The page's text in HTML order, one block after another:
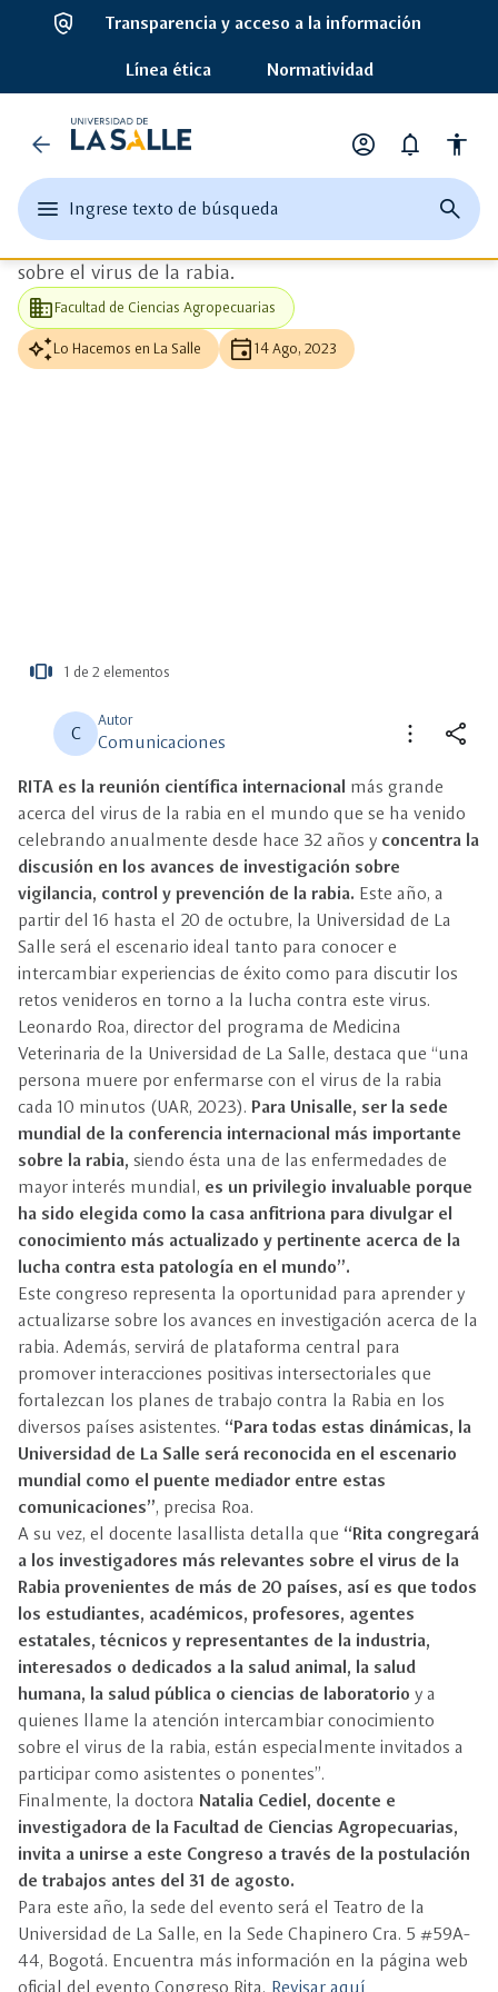
policy Transparencia y acceso a la información
Línea ética Normatividad
arrow_back
Universidad
de
la
Salle
menu
abrir
el
menu
principal
Ingrese texto de búsqueda search
página
de
edit
Ingrese
texto
o
una
palabra
close
cerrar
account_circle notifications accessibility
Ver más detalle
auto_awesome
Noticias
Unisalle es la sede mundial del
congreso RITA
RITA, la reunión científica internacional más grande
sobre el virus de la rabia.
businessFacultad de Ciencias Agropecuarias
auto_awesomeLo Hacemos en La Salle event 14 Ago, 2023
view_carousel
información
1 de 2 elementos
C
Autor
Comunicaciones more_vert share
Compartir close
Seleccione un filtro close
descriptionDescripción
view_carousel Multimedia
RITA es la reunión científica internacional más grande
acerca del virus de la rabia en el mundo que se ha venido
celebrando anualmente desde hace 32 años y concentra la
discusión en los avances de investigación sobre
vigilancia, control y prevención de la rabia. Este año, a
partir del 16 hasta el 20 de octubre, la Universidad de La
Salle será el escenario ideal tanto para conocer e
intercambiar experiencias de éxito como para discutir los
retos venideros en torno a la lucha contra este virus.
Leonardo Roa, director del programa de Medicina
Veterinaria de la Universidad de La Salle, destaca que “una
persona muere por enfermarse con el virus de la rabia
cada 10 minutos (UAR, 2023). Para Unisalle, ser la sede
mundial de la conferencia internacional más importante
sobre la rabia, siendo ésta una de las enfermedades de
mayor interés mundial, es un privilegio invaluable porque
ha sido elegida como la casa anfitriona para divulgar el
conocimiento más actualizado y pertinente acerca de la
lucha contra esta patología en el mundo”.
Este congreso representa la oportunidad para aprender y
actualizarse sobre los avances en investigación acerca de la
rabia. Además, servirá de plataforma central para
promover interacciones positivas intersectoriales que
fortalezcan los planes de trabajo contra la Rabia en los
diversos países asistentes. “Para todas estas dinámicas, la
Universidad de La Salle será reconocida en el escenario
mundial como el puente mediador entre estas
comunicaciones”, precisa Roa.
A su vez, el docente lasallista detalla que “Rita congregará
a los investigadores más relevantes sobre el virus de la
Rabia provenientes de más de 20 países, así es que todos
los estudiantes, académicos, profesores, agentes
estatales, técnicos y representantes de la industria,
interesados o dedicados a la salud animal, la salud
humana, la salud pública o ciencias de laboratorio y a
quienes llame la atención intercambiar conocimiento
sobre el virus de la rabia, están especialmente invitados a
participar como asistentes o ponentes”.
Finalmente, la doctora Natalia Cediel, docente e
investigadora de la Facultad de Ciencias Agropecuarias,
invita a unirse a este Congreso a través de la postulación
de trabajos antes del 31 de agosto.
Para este año, la sede del evento será el Teatro de la
Universidad de La Salle, en la Sede Chapinero Cra. 5 #59A-
44, Bogotá. Encuentra más información en la página web
oficial del evento Congreso Rita. Revisar aquí